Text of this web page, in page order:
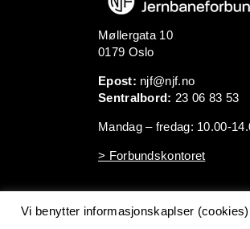
Møllergata 10
0179 Oslo
Epost: njf@njf.no
Sentralbord: 23 06 83 53
Mandag – fredag: 10.00-
> Forbundskontoret
Vi benytter informasjonskaplser